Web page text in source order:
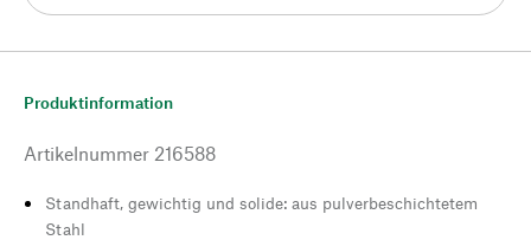
Produktinformation
Artikelnummer 216588
Standhaft, gewichtig und solide: aus pulverbeschichtetem
Stahl